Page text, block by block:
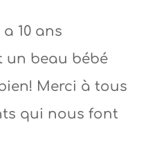
a 10 ans
un beau bébé
Merci à tous
qui nous font